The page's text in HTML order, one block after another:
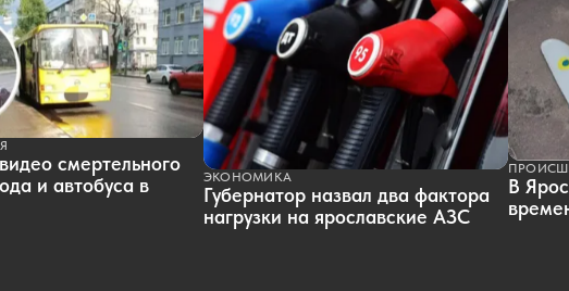
смертельного
и автобуса в
ЭКОНОМИКА
Губернатор назвал два фактора
нагрузки на ярославские АЗС
В